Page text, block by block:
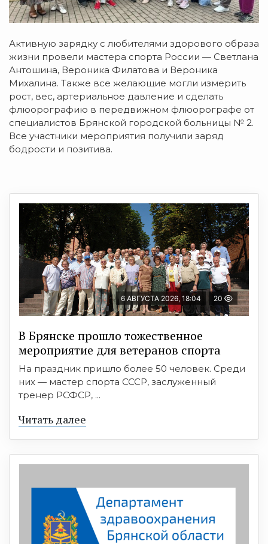
Активную зарядку с любителями здорового образа
жизни провели мастера спорта России — Светлана
Антошина, Вероника Филатова и Вероника
Михалина. Также все желающие могли измерить
рост, вес, артериальное давление и сделать
флюорографию в передвижном флюорографе от
специалистов Брянской городской больницы № 2.
Все участники мероприятия получили заряд
бодрости и позитива.
6 АВГУСТА 2026, 18:04 20
В Брянске прошло тожественное
мероприятие для ветеранов спорта
На праздник пришло более 50 человек. Среди
них — мастер спорта СССР, заслуженный
тренер РСФСР, ...
Читать далее